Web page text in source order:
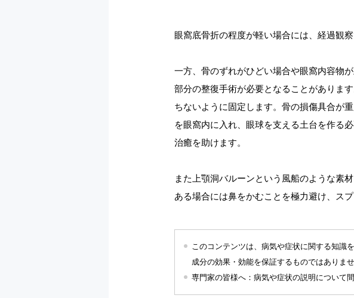
眼窩底骨折の程度が軽い場合には、経過観
一方、骨のずれがひどい場合や眼窩内容物
部分の整復手術が必要となることがありま
ちないように固定します。骨の損傷具合が
を眼窩内に入れ、眼球を支える土台を作る
治癒を助けます。
また上顎洞バルーンという風船のような素
ある場合には鼻をかむことを極力避け、ス
このコンテンツは、病気や症状に関する知識
成分の効果・効能を保証するものではありま
専門家の皆様へ：病気や症状の説明について